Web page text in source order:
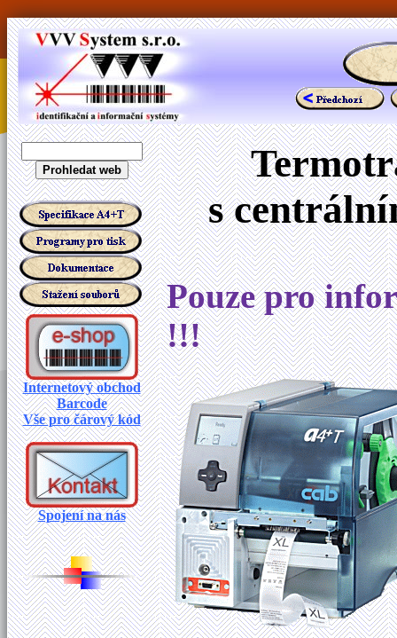
Internetový obchod
Barcode
Vše pro čárový kód
Spojení na nás
s
Pouze pro
!!!